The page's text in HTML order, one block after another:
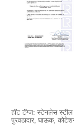
हॉट टॅग्ज: स्टेनलेस स्टील
पुरवठादार, घाऊक,